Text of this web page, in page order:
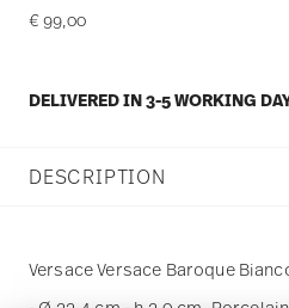
€ 99,00
DELIVERED IN 3-5 WORKING
DESCRIPTION
Versace Versace Baroque